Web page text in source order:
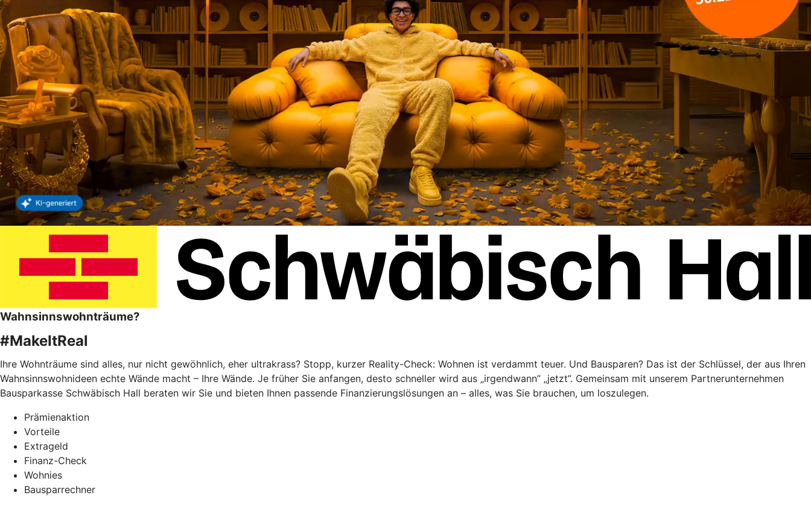
Wahnsinnswohnträume?
#MakeItReal
Ihre Wohnträume sind alles, nur nicht gewöhnlich, eher ultrakrass? Stopp, kurzer Reality-Check: Wohnen ist verdammt teuer. Und Bausparen? Das ist der Schlüssel, der aus Ihren
Wahnsinnswohnideen echte Wände macht – Ihre Wände. Je früher Sie anfangen, desto schneller wird aus „irgendwann” „jetzt”. Gemeinsam mit unserem Partnerunternehmen
Bausparkasse Schwäbisch Hall beraten wir Sie und bieten Ihnen passende Finanzierungslösungen an – alles, was Sie brauchen, um loszulegen.
Prämienaktion
Vorteile
Extrageld
Finanz-Check
Wohnies
Bausparrechner